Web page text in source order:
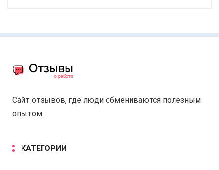
Сайт отзывов, где люди обмениваются полезным
опытом.
КАТЕГОРИИ